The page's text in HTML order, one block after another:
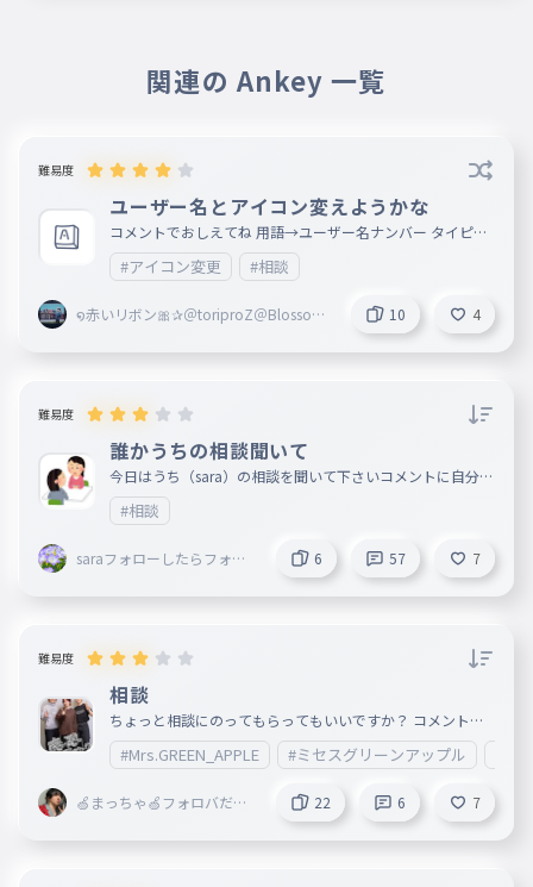
関連の Ankey 一覧
難易度
ユーザー名とアイコン変えようかな
コメントでおしえてね 用語→ユーザー名ナンバー タイピン
グテキスト→ユーザー名候補 説明文→アイコンナンバー 添
付画像→アイコン候補画像
#アイコン変更 #相談
໑赤いリボン🎀✰＠toriproZ＠Blossoms
10 4
難易度
誰かうちの相談聞いて
今日はうち（sara）の相談を聞いて下さいコメントに自分の
相談あれば書いてください
#相談
saraフォローしたらフォロ
6 57 7
難易度
相談
ちょっと相談にのってもらってもいいですか？ コメントで
教えてね！2025/12/0413:26更新しました！
#Mrs.GREEN_APPLE #ミセスグリーンアップル
🍏まっちゃ🍏フォロバだか
22 6 7